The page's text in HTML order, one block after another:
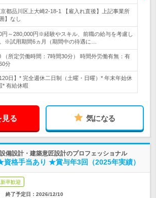
京都品川区上大崎2-18-1 【雇入れ直後】上記事業所
】なし
円～280,000円※経験やスキル、前職の給与を考慮し
※試用期間6ヵ月（期間中の待遇に…
（所定労働時間：7時間30分） 時間外労働有無：有
分
日】* 完全週休二日制（土曜・日曜）* 年末年始休
* 有給休暇
見る 気になる
備設計・建築意匠設計のプロフェッショナル
資格手当あり ★賞与年3回（2025年実績）
卒歓迎
終了予定日： 2026/12/10